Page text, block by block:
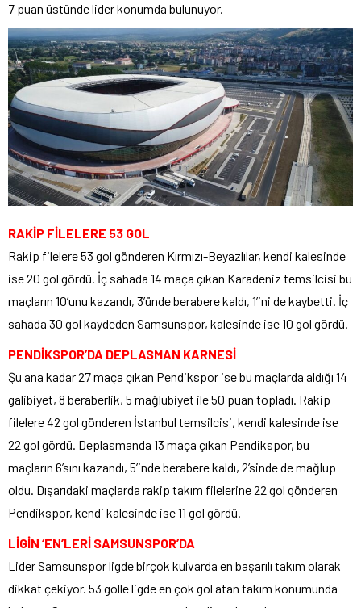
7 puan üstünde lider konumda bulunuyor.
RAKİP FİLELERE 53 GOL
Rakip filelere 53 gol gönderen Kırmızı-Beyazlılar, kendi kalesinde
ise 20 gol gördü. İç sahada 14 maça çıkan Karadeniz temsilcisi bu
maçların 10’unu kazandı, 3’ünde berabere kaldı, 1’ini de kaybetti. İç
sahada 30 gol kaydeden Samsunspor, kalesinde ise 10 gol gördü.
PENDİKSPOR’DA DEPLASMAN KARNESİ
Şu ana kadar 27 maça çıkan Pendikspor ise bu maçlarda aldığı 14
galibiyet, 8 beraberlik, 5 mağlubiyet ile 50 puan topladı. Rakip
filelere 42 gol gönderen İstanbul temsilcisi, kendi kalesinde ise
22 gol gördü. Deplasmanda 13 maça çıkan Pendikspor, bu
maçların 6’sını kazandı, 5’inde berabere kaldı, 2’sinde de mağlup
oldu. Dışarıdaki maçlarda rakip takım filelerine 22 gol gönderen
Pendikspor, kendi kalesinde ise 11 gol gördü.
LİGİN ‘EN’LERİ SAMSUNSPOR’DA
Lider Samsunspor ligde birçok kulvarda en başarılı takım olarak
dikkat çekiyor. 53 golle ligde en çok gol atan takım konumunda